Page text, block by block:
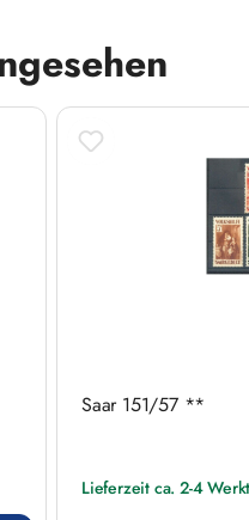
Saar 151/57 **
Lieferzeit ca. 2-4